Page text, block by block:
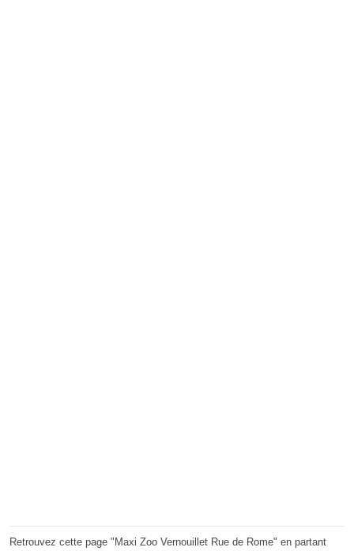
Retrouvez cette page "Maxi Zoo Vernouillet Rue de Rome" en partant